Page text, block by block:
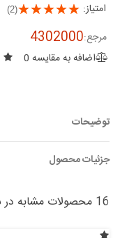
امتیاز: (2)
مرجع:4302000
اضافه به مقایسه 0
توضیحات
جزئیات محصول
16 محصولات مشابه در شاخه های مختلف: